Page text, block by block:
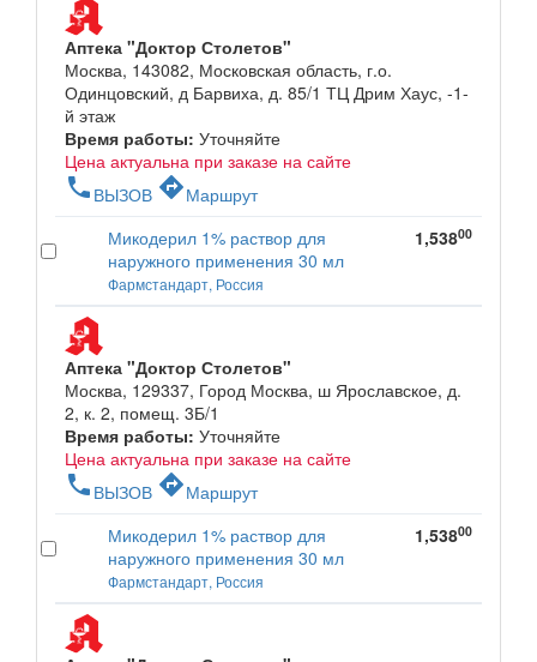
Аптека "Доктор Столетов"
Москва, 143082, Московская область, г.о.
Одинцовский, д Барвиха, д. 85/1 ТЦ Дрим Хаус, -1-
й этаж
Время работы: Уточняйте
Цена актуальна при заказе на сайте
phone ВЫЗОВ directionsМаршрут
Микодерил 1% раствор для
наружного применения 30 мл
Фармстандарт, Россия
1,53800
Аптека "Доктор Столетов"
Москва, 129337, Город Москва, ш Ярославское, д.
2, к. 2, помещ. 3Б/1
Время работы: Уточняйте
Цена актуальна при заказе на сайте
phone ВЫЗОВ directionsМаршрут
Микодерил 1% раствор для
наружного применения 30 мл
Фармстандарт, Россия
1,53800